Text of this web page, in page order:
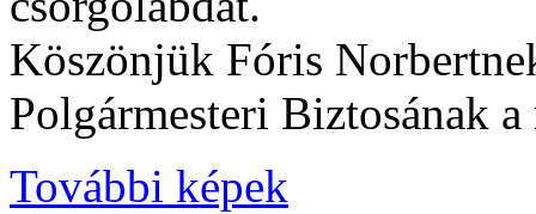
Köszönjük Fóris
Polgármesteri Biztosának
További képek